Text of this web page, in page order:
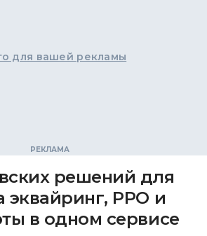
для вашей рекламы
решений для
эквайринг, РРО и
в одном сервисе